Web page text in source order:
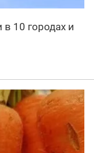
10 городах и